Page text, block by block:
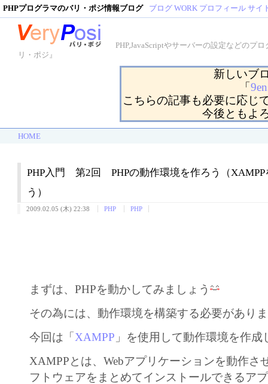
PHPプログラマのバリ・ポジ情報ブログ ブログ WORK プロフィール サイ
PHP,JavaScriptやサーバーの設定などのプ
リ・ポジ』
新しいブ
「
こちらの記事も必要に応じ
今後ともよ
HOME
PHP入門 第2回 PHPの動作環境を作ろう（XAMPP
う）
2009.02.05 (木) 22:38 PHP PHP
まずは、PHPを動かしてみましょう
その為には、動作環境を構築する必要があり
今回は「XAMPP 」を使用して動作環境を作成
XAMPPとは、Webアプリケーションを動作さ
フトウェアをまとめてインストールできるア